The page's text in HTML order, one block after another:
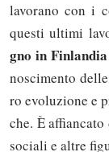
lavorano con i
questi ultimi
gno in
no­sci­men­to
ro evo­lu­zio­ne e
che. È
so­cia­li e al­tre